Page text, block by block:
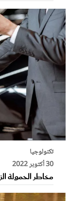
تكنولوجيا
30 أكتوبر 2022
مخاطر الحمولة